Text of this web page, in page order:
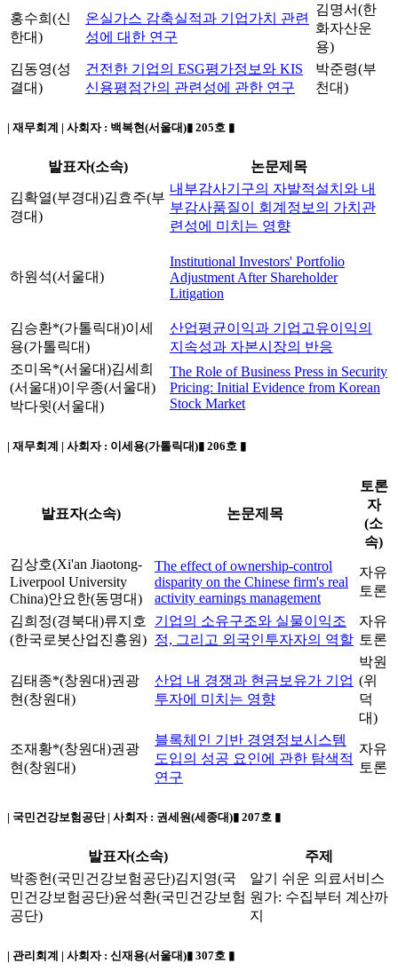
홍수희(신
한대)
온실가스 감축실적과 기업가치 관련
성에 대한 연구
김명서(한
화자산운
용)
김동영(성
결대)
건전한 기업의 ESG평가정보와 KIS
신용평점간의 관련성에 관한 연구
박준령(부
천대)
| 재무회계 | 사회자 : 백복현(서울대)▮ 205호 ▮
발표자(소속) 논문제목
김확열(부경대)김효주(부
경대)
내부감사기구의 자발적설치와 내
부감사품질이 회계정보의 가치관
련성에 미치는 영향
하원석(서울대)
Institutional Investors' Portfolio
Adjustment After Shareholder
Litigation
김승환*(가톨릭대)이세
용(가톨릭대)
산업평균이익과 기업고유이익의
지속성과 자본시장의 반응
조미옥*(서울대)김세희
(서울대)이우종(서울대)
박다윗(서울대)
The Role of Business Press in Security
Pricing: Initial Evidence from Korean
Stock Market
| 재무회계 | 사회자 : 이세용(가톨릭대)▮ 206호 ▮
발표자(소속) 논문제목
토론
자
(소
속)
김상호(Xi'an Jiaotong-
Liverpool University
China)안요한(동명대)
The effect of ownership-control
disparity on the Chinese firm's real
activity earnings management
자유
토론
김희정(경북대)류지호
(한국로봇산업진흥원)
기업의 소유구조와 실물이익조
정, 그리고 외국인투자자의 역할
자유
토론
김태종*(창원대)권광
현(창원대)
산업 내 경쟁과 현금보유가 기업
투자에 미치는 영향
박원
(위
덕
대)
조재황*(창원대)권광
현(창원대)
블록체인 기반 경영정보시스템
도입의 성공 요인에 관한 탐색적
연구
자유
토론
| 국민건강보험공단 | 사회자 : 권세원(세종대)▮ 207호 ▮
발표자(소속)
주제
박종헌(국민건강보험공단)김지영(국
민건강보험공단)윤석환(국민건강보험
공단)
알기 쉬운 의료서비스
원가: 수집부터 계산까
지
| 관리회계 | 사회자 : 신재용(서울대)▮ 307호 ▮